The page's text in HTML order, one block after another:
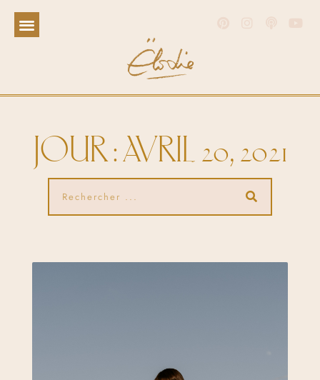
JOUR : AVRIL 20, 2021